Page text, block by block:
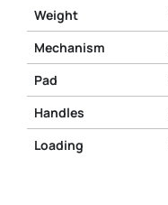
Weight
Mechanism
Pad
Handles
Loading